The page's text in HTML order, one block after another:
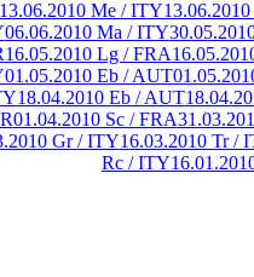
13.06.2010 Me / ITY
06.06.2010 Ma / ITY
16.05.2010 Lg / FRA
01.05.2010 Eb / AUT
18.04.2010 Eb / AUT
01.04.2010 Sc / FRA
Gr / ITY16.03.2010 Tr /
Rc / ITY